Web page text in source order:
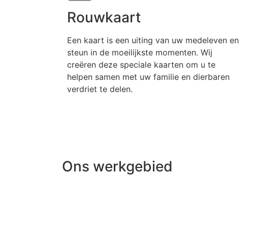
Rouwkaart
Een kaart is een uiting van uw medeleven en
steun in de moeilijkste momenten. Wij
creëren deze speciale kaarten om u te
helpen samen met uw familie en dierbaren
verdriet te delen.
Ons werkgebied